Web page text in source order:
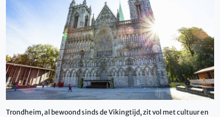
Trondheim, al bewoond sinds de Vikingtijd,zit vol met cultuur en